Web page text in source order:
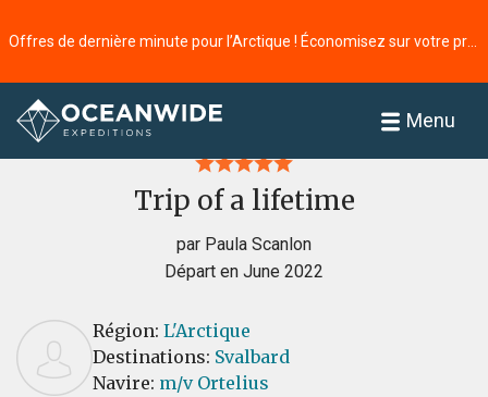
Menu
Accueil
Trip of a lifetime
par Paula Scanlon
Départ en June 2022
Région: L'Arctique
Destinations: Svalbard
Navire: m/v Ortelius